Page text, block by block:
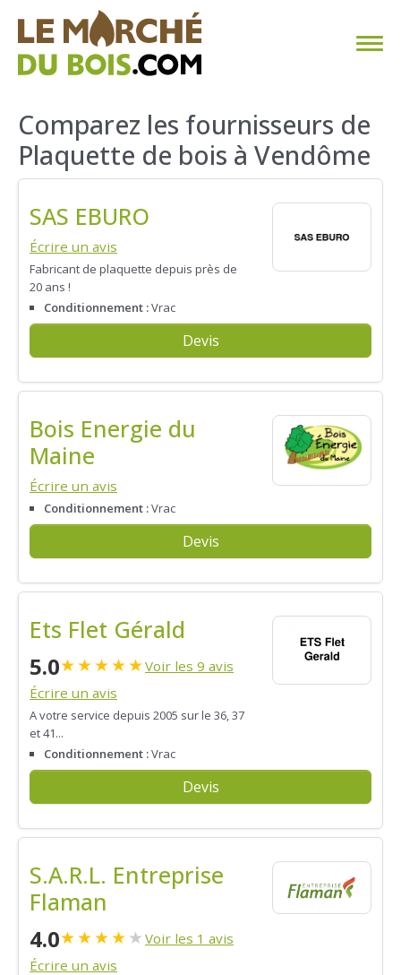
CHAUFFAGE AU BOIS
FAQ
TROUVER SON FOURNISSEUR
BLOG
ESPACE PRO
Comparez les fournisseurs de
Plaquette de bois à Vendôme
SAS EBURO
Écrire un avis
Fabricant de plaquette depuis près de
20 ans !
Conditionnement :Vrac
Devis
Bois Energie du
Maine
Écrire un avis
Conditionnement :Vrac
Devis
Ets Flet Gérald
5.0★★★★★Voir les 9 avis
Écrire un avis
A votre service depuis 2005 sur le 36, 37
et 41...
Conditionnement :Vrac
Devis
S.A.R.L. Entreprise
Flaman
4.0★★★★★ Voir les 1 avis
Écrire un avis